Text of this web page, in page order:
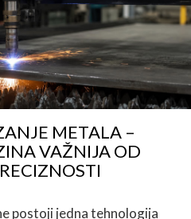
METALA –
VAŽNIJA OD
postoji jedna tehnologija